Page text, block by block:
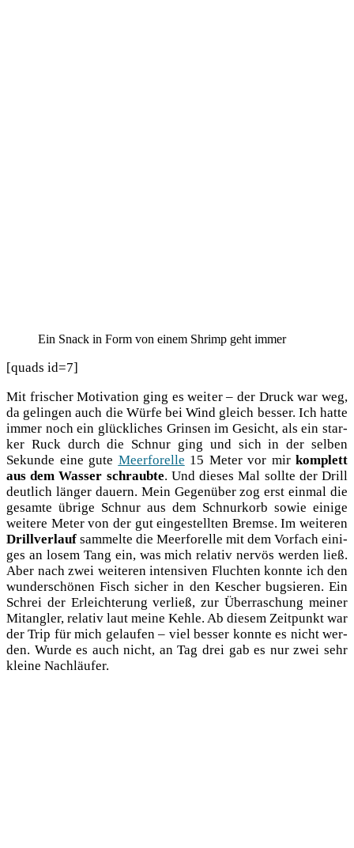
Ein Snack in Form von einem Shrimp geht immer
[quads id=7]
Mit fri­scher Moti­va­ti­on ging es wei­ter – der Druck war weg,
da gelin­gen auch die Wür­fe bei Wind gleich bes­ser. Ich hat­te
immer noch ein glück­li­ches Grin­sen im Gesicht, als ein star­
ker Ruck durch die Schnur ging und sich in der sel­ben
Sekun­de eine gute Meer­fo­rel­le 15 Meter vor mir kom­plett
aus dem Was­ser schraub­te. Und die­ses Mal soll­te der Drill
deut­lich län­ger dau­ern. Mein Gegen­über zog erst ein­mal die
gesam­te übri­ge Schnur aus dem Schnur­korb sowie eini­ge
wei­te­re Meter von der gut ein­ge­stell­ten Brem­se. Im wei­te­ren
Drill­ver­lauf sam­mel­te die Meer­fo­rel­le mit dem Vor­fach eini­
ges an losem Tang ein, was mich rela­tiv ner­vös wer­den ließ.
Aber nach zwei wei­te­ren inten­si­ven Fluch­ten konn­te ich den
wun­der­schö­nen Fisch sicher in den Kescher bug­sie­ren. Ein
Schrei der Erleich­te­rung ver­ließ, zur Über­ra­schung mei­ner
Mit­ang­ler, rela­tiv laut mei­ne Keh­le. Ab die­sem Zeit­punkt war
der Trip für mich gelau­fen – viel bes­ser konn­te es nicht wer­
den. Wur­de es auch nicht, an Tag drei gab es nur zwei sehr
klei­ne Nachläufer.